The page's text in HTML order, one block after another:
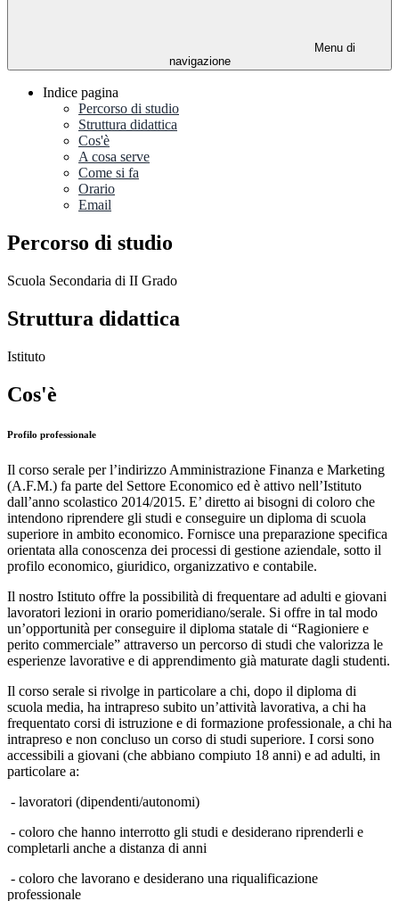
Menu di
navigazione
Indice pagina
Percorso di studio
Struttura didattica
Cos'è
A cosa serve
Come si fa
Orario
Email
Percorso di studio
Scuola Secondaria di II Grado
Struttura didattica
Istituto
Cos'è
Profilo professionale
Il corso serale per l’indirizzo Amministrazione Finanza e Marketing
(A.F.M.) fa parte del Settore Economico ed è attivo nell’Istituto
dall’anno scolastico 2014/2015. E’ diretto ai bisogni di coloro che
intendono riprendere gli studi e conseguire un diploma di scuola
superiore in ambito economico. Fornisce una preparazione specifica
orientata alla conoscenza dei processi di gestione aziendale, sotto il
profilo economico, giuridico, organizzativo e contabile.
Il nostro Istituto offre la possibilità di frequentare ad adulti e giovani
lavoratori lezioni in orario pomeridiano/serale. Si offre in tal modo
un’opportunità per conseguire il diploma statale di “Ragioniere e
perito commerciale” attraverso un percorso di studi che valorizza le
esperienze lavorative e di apprendimento già maturate dagli studenti.
Il corso serale si rivolge in particolare a chi, dopo il diploma di
scuola media, ha intrapreso subito un’attività lavorativa, a chi ha
frequentato corsi di istruzione e di formazione professionale, a chi ha
intrapreso e non concluso un corso di studi superiore. I corsi sono
accessibili a giovani (che abbiano compiuto 18 anni) e ad adulti, in
particolare a:
- lavoratori (dipendenti/autonomi)
- coloro che hanno interrotto gli studi e desiderano riprenderli e
completarli anche a distanza di anni
- coloro che lavorano e desiderano una riqualificazione
professionale